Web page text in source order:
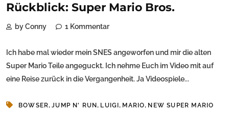
Rückblick: Super Mario Bros.
by Conny 1 Kommentar
Ich habe mal wieder mein SNES angeworfen und mir die alten
Super Mario Teile angeguckt. Ich nehme Euch im Video mit auf
eine Reise zurück in die Vergangenheit. Ja Videospiele...
BOWSER,JUMP N' RUN, LUIGI, MARIO, NEW SUPER MARIO